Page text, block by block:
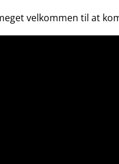
velkommen til at